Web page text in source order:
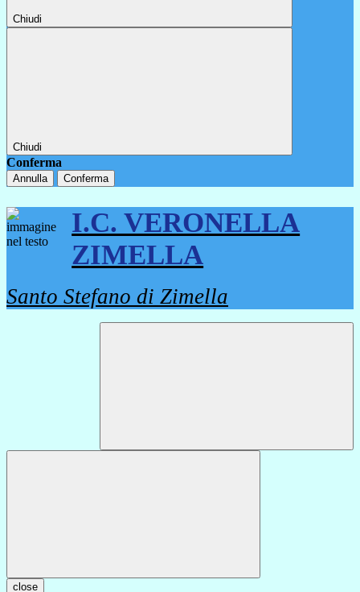
Chiudi
Chiudi
Conferma
Annulla Conferma
I.C. VERONELLA
ZIMELLA
Santo Stefano di Zimella
close